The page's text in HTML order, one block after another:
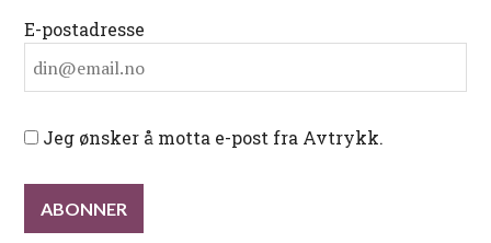
E-postadresse
Jeg ønsker å motta e-post fra Avtrykk.